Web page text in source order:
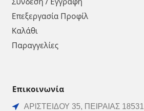
Επεξεργασία Προφίλ
Καλάθι
Παραγγελίες
Επικοινωνία
ΑΡΙΣΤΕΙΔΟΥ 35, ΠΕΙΡΑΙΑΣ 18531